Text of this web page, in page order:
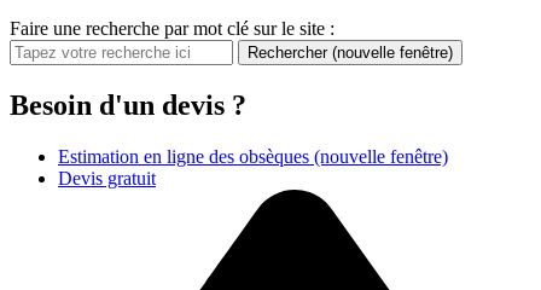
Faire une recherche par mot clé sur le site :
Rechercher (nouvelle fenêtre)
Besoin d'un devis ?
Estimation en ligne des obsèques (nouvelle fenêtre)
Devis gratuit